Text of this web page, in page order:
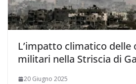
L’impatto climatico delle
militari nella Striscia di
20 Giugno 2025